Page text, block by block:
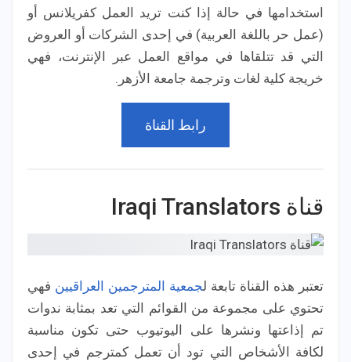
استخدامها في حالة إذا كنت تريد العمل كفريلانس أو
(عمل حر باللغة العربية) في إحدى الشركات أو العروض
التي قد تتلقاها في مواقع العمل عبر الإنترنت، فهي
خريجة كلية لغات وترجمة جامعة الأزهر.
رابط القناة
قناة Iraqi Translators
تعتبر هذه القناة تابعة لجمعية المترجمين العراقيين فهي
تحتوي على مجموعة من القوائم التي تعد بمثابة ندوات
تم إذاعتها ونشرها على اليوتيوب حتى تكون مناسبة
لكافة الأشخاص التي تود أن تعمل كمترجم في إحدى